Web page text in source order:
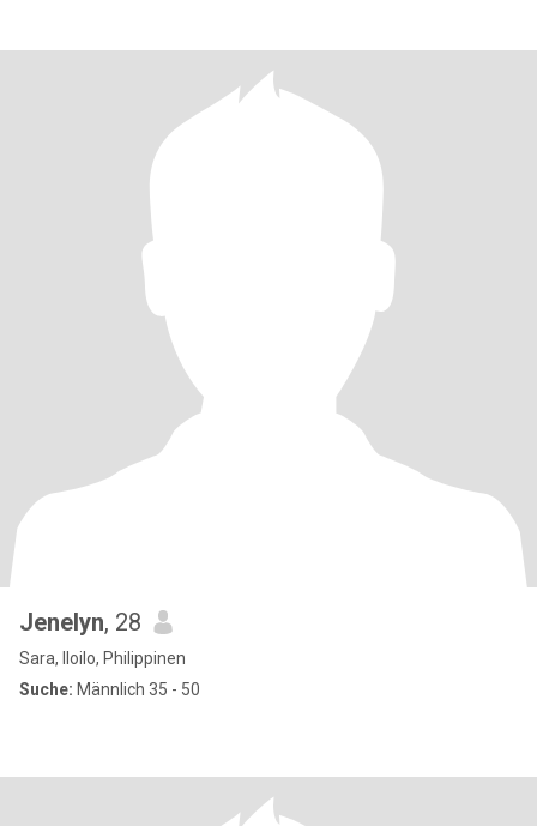
Jenelyn, 28
Sara, Iloilo, Philippinen
Suche: Männlich 35 - 50